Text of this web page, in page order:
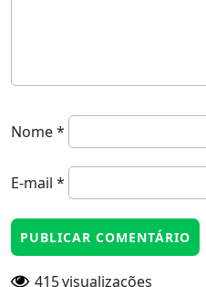
Nome*
E-mail *
415visualizações